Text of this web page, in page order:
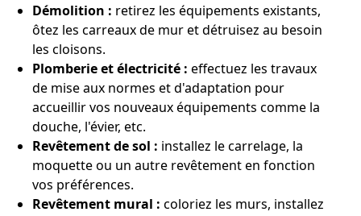
Démolition : retirez les équipements existants,
ôtez les carreaux de mur et détruisez au besoin
les cloisons.
Plomberie et électricité : effectuez les travaux
de mise aux normes et d'adaptation pour
accueillir vos nouveaux équipements comme la
douche, l'évier, etc.
Revêtement de sol : installez le carrelage, la
moquette ou un autre revêtement en fonction
vos préférences.
Revêtement mural : coloriez les murs, installez